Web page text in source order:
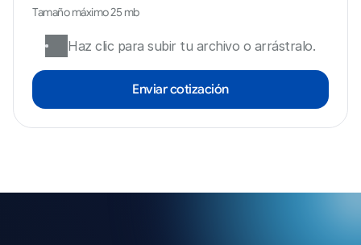
Tamaño máximo 25 mb
Haz clic para subir tu archivo o arrástralo.
Enviar cotización